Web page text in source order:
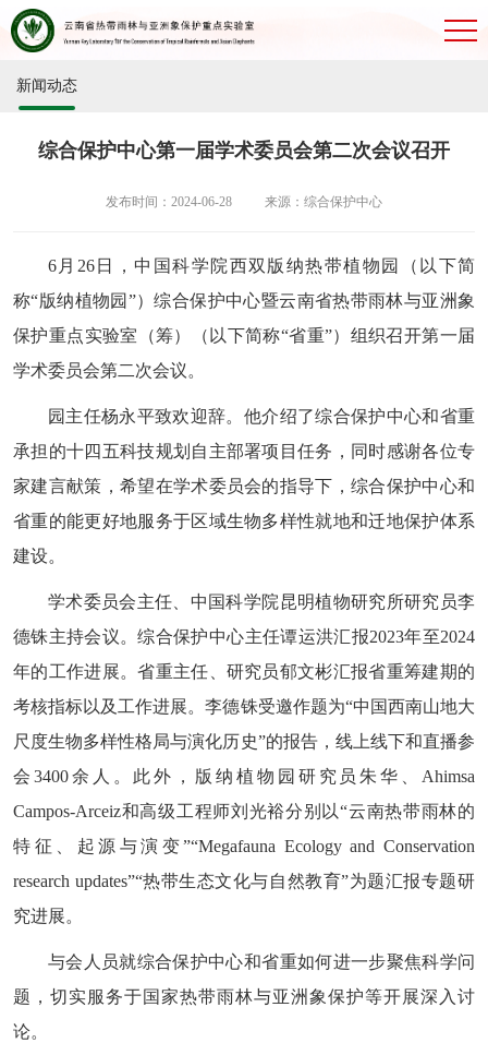
新闻动态
综合保护中心第一届学术委员会第二次会议召开
发布时间：2024-06-28 来源：综合保护中心
6月26日，中国科学院西双版纳热带植物园（以下简
称“版纳植物园”）综合保护中心暨云南省热带雨林与亚洲象
保护重点实验室（筹）（以下简称“省重”）组织召开第一届
学术委员会第二次会议。
园主任杨永平致欢迎辞。他介绍了综合保护中心和省重
承担的十四五科技规划自主部署项目任务，同时感谢各位专
家建言献策，希望在学术委员会的指导下，综合保护中心和
省重的能更好地服务于区域生物多样性就地和迁地保护体系
建设。
学术委员会主任、中国科学院昆明植物研究所研究员李
德铢主持会议。综合保护中心主任谭运洪汇报2023年至2024
年的工作进展。省重主任、研究员郁文彬汇报省重筹建期的
考核指标以及工作进展。李德铢受邀作题为“中国西南山地大
尺度生物多样性格局与演化历史”的报告，线上线下和直播参
会3400余人。此外，版纳植物园研究员朱华、Ahimsa
Campos-Arceiz和高级工程师刘光裕分别以“云南热带雨林的
特征、起源与演变”“Megafauna Ecology and Conservation
research updates”“热带生态文化与自然教育”为题汇报专题研
究进展。
与会人员就综合保护中心和省重如何进一步聚焦科学问
题，切实服务于国家热带雨林与亚洲象保护等开展深入讨
论。